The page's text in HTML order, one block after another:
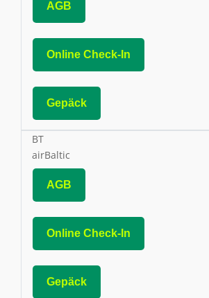
AGB
Online Check-In
Gepäck
BT
airBaltic
AGB
Online Check-In
Gepäck